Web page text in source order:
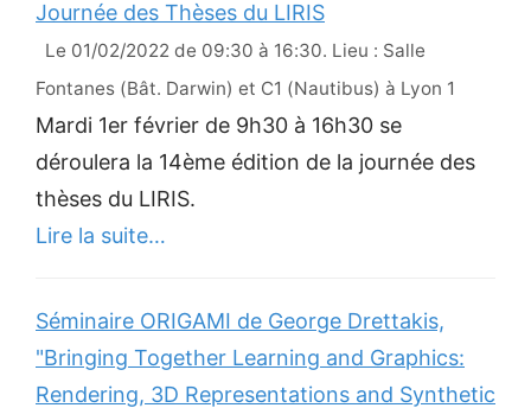
Journée des Thèses du LIRIS
Le 01/02/2022 de 09:30 à 16:30. Lieu : Salle
Fontanes (Bât. Darwin) et C1 (Nautibus) à Lyon 1
Mardi 1er février de 9h30 à 16h30 se
déroulera la 14ème édition de la journée des
thèses du LIRIS.
Lire la suite…
Séminaire ORIGAMI de George Drettakis,
"Bringing Together Learning and Graphics:
Rendering, 3D Representations and Synthetic